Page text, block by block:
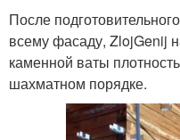
После
всему фасаду, ZlojGenij
каменной ваты
шахматном порядке.